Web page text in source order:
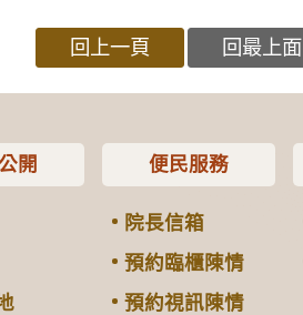
回上一頁 回最上面
開 便民服務
院長信箱
預約臨櫃陳情
預約視訊陳情